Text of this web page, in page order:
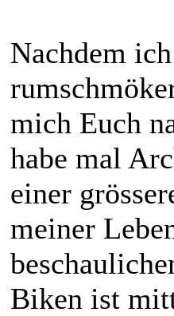
Nachdem
mich Euch
habe mal
einer
meiner
Biken ist